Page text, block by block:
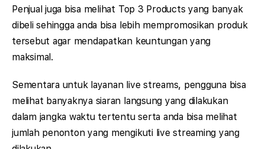
Penjual juga bisa melihat Top 3 Products yang banyak
dibeli sehingga anda bisa lebih mempromosikan produk
tersebut agar mendapatkan keuntungan yang
maksimal.
Sementara untuk layanan live streams, pengguna bisa
melihat banyaknya siaran langsung yang dilakukan
dalam jangka waktu tertentu serta anda bisa melihat
jumlah penonton yang mengikuti live streaming yang